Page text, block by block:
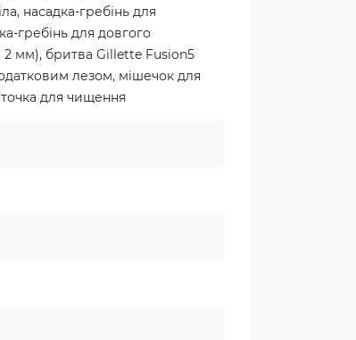
насадка-гребінь для
гребінь для довгого
2 мм), бритва Gillette Fusion5
лезом, мішечок для
для чищення